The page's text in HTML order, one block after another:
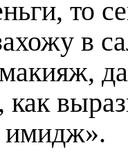
то
в
имидж».